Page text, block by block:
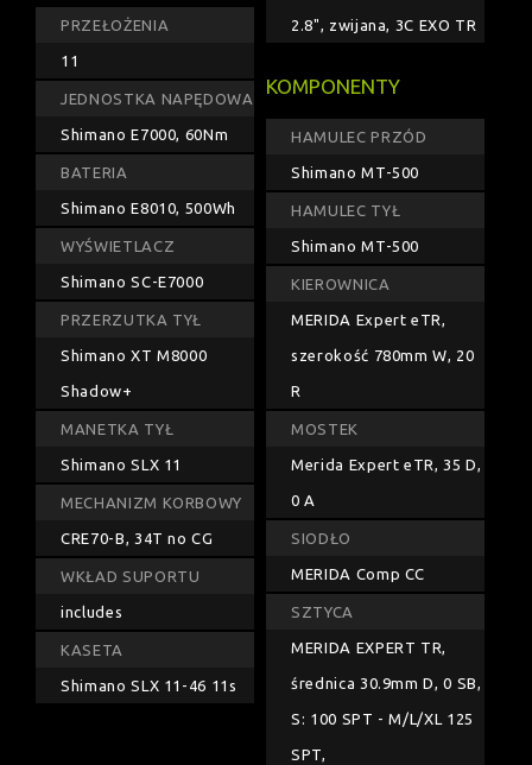
PRZEŁOŻENIA
11
JEDNOSTKA NAPĘDOWA
Shimano E7000, 60Nm
BATERIA
Shimano E8010, 500Wh
WYŚWIETLACZ
Shimano SC-E7000
PRZERZUTKA TYŁ
Shimano XT M8000
Shadow+
MANETKA TYŁ
Shimano SLX 11
MECHANIZM KORBOWY
CRE70-B, 34T no CG
WKŁAD SUPORTU
includes
KASETA
Shimano SLX 11-46 11s
2.8", zwijana, 3C EXO TR
KOMPONENTY
HAMULEC PRZÓD
Shimano MT-500
HAMULEC TYŁ
Shimano MT-500
KIEROWNICA
MERIDA Expert eTR,
szerokość 780mm W, 20
R
MOSTEK
Merida Expert eTR, 35 D,
0 A
SIODŁO
MERIDA Comp CC
SZTYCA
MERIDA EXPERT TR,
średnica 30.9mm D, 0 SB,
S: 100 SPT - M/L/XL 125
SPT,